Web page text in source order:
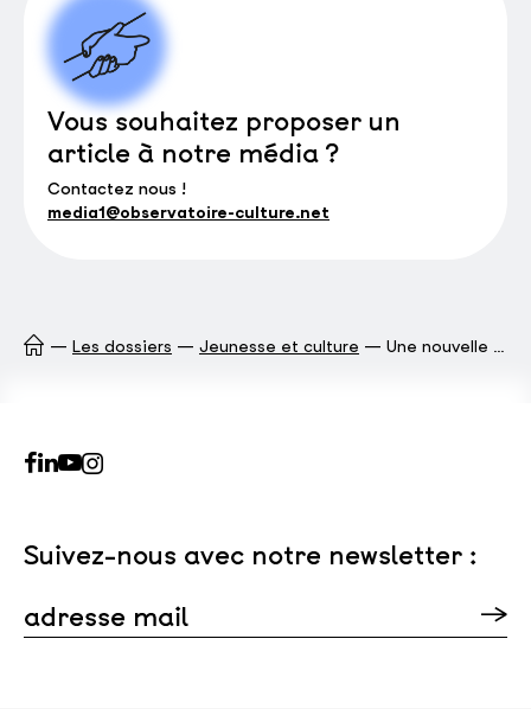
Vous souhaitez proposer un
article à notre média ?
Contactez nous !
media1@observatoire-culture.net
Les dossiers Jeunesse et culture Une nouvelle jeunesse pour les politiques culturelles ?
Suivez-nous avec notre newsletter :
adresse mail